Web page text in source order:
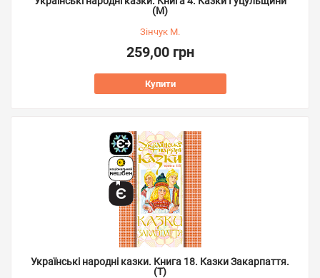
(М)
Зінчук М.
259,00 грн
Купити
Українські народні казки. Книга 18. Казки Закарпаття.
(Т)